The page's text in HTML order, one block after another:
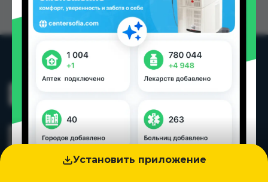
Установить приложение